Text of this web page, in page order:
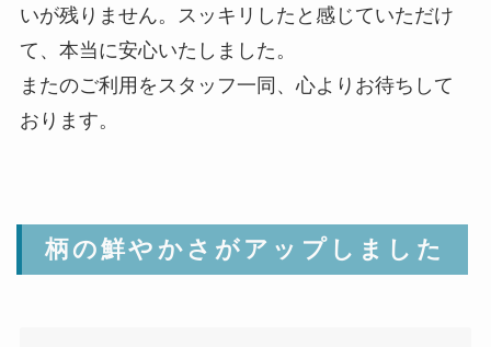
いが残りません。スッキリしたと感じていただけ
て、本当に安心いたしました。
またのご利用をスタッフ一同、心よりお待ちして
おります。
柄の鮮やかさがアップしました